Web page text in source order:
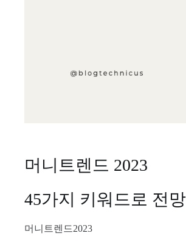
머니트렌드 2023
45가지 키워드로 전
머니트렌드2023